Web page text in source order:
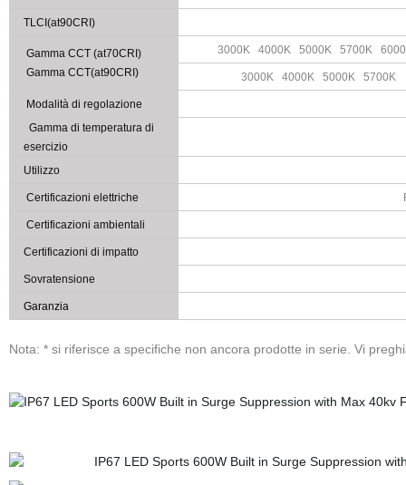
TLCI(at90CRI)
Gamma CCT (at70CRI)
Gamma CCT(at90CRI)
3000K 4000K 5000K 5700K 6000
3000K 4000K 5000K 5700K
Modalità di regolazione
Gamma di temperatura di
esercizio
Utilizzo
Certificazioni elettriche
Certificazioni ambientali
Certificazioni di impatto
Sovratensione
Garanzia
Nota: * si riferisce a specifiche non ancora prodotte in serie. Vi